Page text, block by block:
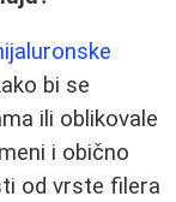
bi se
ili oblikovale
i obično
od vrste filera